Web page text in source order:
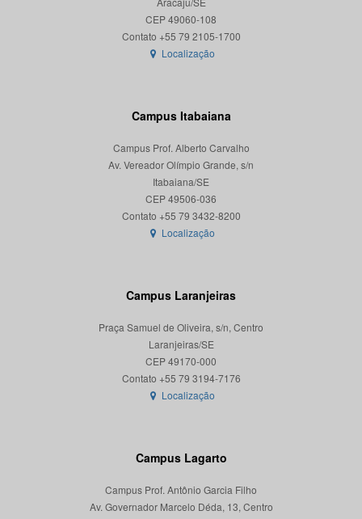
CEP 49060-108
Localização
Campus Itabaiana
Campus Prof. Alberto Carvalho
Av. Vereador Olímpio Grande, s/n
Itabaiana/SE
CEP 49506-036
Localização
Campus Laranjeiras
Praça Samuel de Oliveira, s/n, Centro
Laranjeiras/SE
CEP 49170-000
Localização
Campus Lagarto
Campus Prof. Antônio Garcia Filho
Av. Governador Marcelo Déda, 13, Centro